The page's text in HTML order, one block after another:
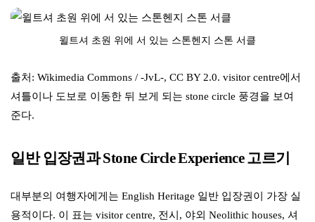
윌트셔 초원 위에 서 있는 스톤헨지 스톤 서클
출처: Wikimedia Commons / -JvL-, CC BY 2.0. visitor centre에서
셔틀이나 도보로 이동한 뒤 보게 되는 stone circle 풍경을 보여
준다.
일반 입장권과 Stone Circle Experience 고르기
대부분의 여행자에게는 English Heritage 일반 입장권이 가장 실
용적이다. 이 표는 visitor centre, 전시, 야외 Neolithic houses, 셔